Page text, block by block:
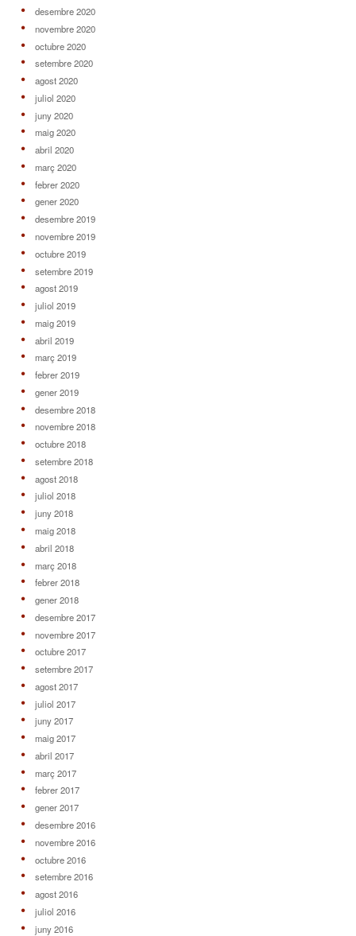
desembre 2020
novembre 2020
octubre 2020
setembre 2020
agost 2020
juliol 2020
juny 2020
maig 2020
abril 2020
març 2020
febrer 2020
gener 2020
desembre 2019
novembre 2019
octubre 2019
setembre 2019
agost 2019
juliol 2019
maig 2019
abril 2019
març 2019
febrer 2019
gener 2019
desembre 2018
novembre 2018
octubre 2018
setembre 2018
agost 2018
juliol 2018
juny 2018
maig 2018
abril 2018
març 2018
febrer 2018
gener 2018
desembre 2017
novembre 2017
octubre 2017
setembre 2017
agost 2017
juliol 2017
juny 2017
maig 2017
abril 2017
març 2017
febrer 2017
gener 2017
desembre 2016
novembre 2016
octubre 2016
setembre 2016
agost 2016
juliol 2016
juny 2016